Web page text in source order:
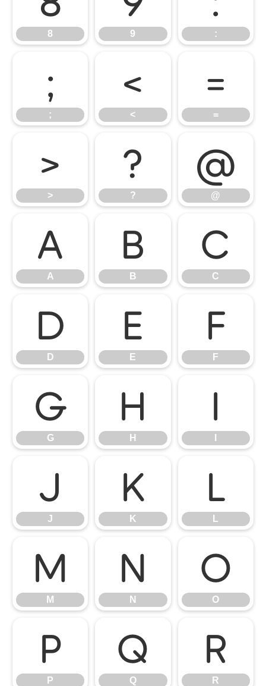
8 9 :
;
;
<
<
=
=
>
>
?
?
@
@
A
A
B
B
C
C
D
D
E
E
F
F
G
G
H
H
I
J
J
K
K
L
L
M
M
N
N
O
O
P
P
Q
Q
R
R